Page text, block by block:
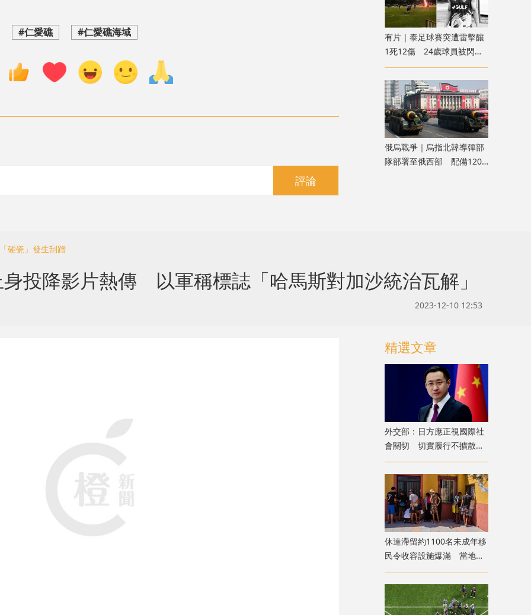
#仁愛礁 #仁愛礁海域
評論
有片｜泰足球賽突遭雷擊釀
1死12傷 24歲球員被閃電
劈中亡
俄烏戰爭｜烏指北韓導彈部
隊部署至俄西部 配備120
碰瓷」發生刮蹭
投降影片熱傳 以軍稱標誌「哈馬斯對加沙統治瓦解」
2023-12-10 12:53
精選文章
外交部：日方應正視國際社
會關切 切實履行不擴散核
武器的國際法義務
​休達滯留約1100名未成年移
民令收容設施爆滿 當地冀
移送西班牙本土